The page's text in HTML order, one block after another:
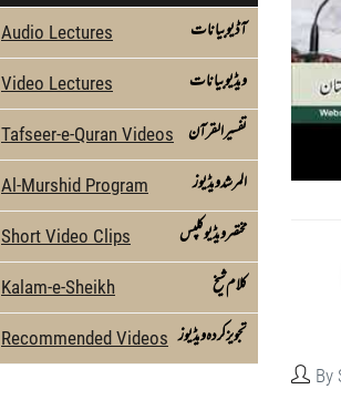
Audio Lectures آڈیو بیانات
Video Lectures ویڈیو بیانات
Tafseer-e-Quran Videos تفسیرالقرآن
Al-Murshid Program المرشد ویڈیوز
Short Video Clips مختصر ویڈیو کلپس
Kalam-e-Sheikh كلام شیخ
Recommended Videos تجویز کردہ ویڈیوز
By